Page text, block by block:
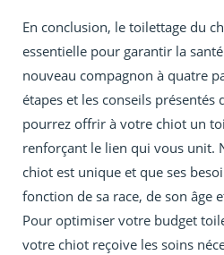
En conclusion, le toilettage du
essentielle pour garantir la
nouveau compagnon à quatre
étapes et les conseils présentés
pourrez offrir à votre chiot un
renforçant le lien qui vous unit.
chiot est unique et que ses
fonction de sa race, de son âge
Pour optimiser votre budget
votre chiot reçoive les soins